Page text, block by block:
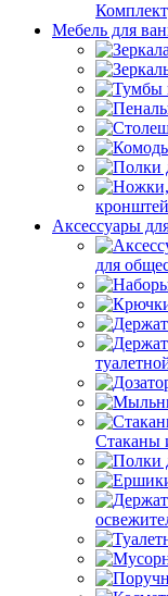
Мебель для
Аксессуары
для
Стаканы